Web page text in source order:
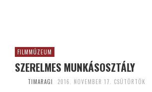
FILMMÚZEUM
SZERELMES MUNKÁSOSZTÁLY
TIMARAGI 2016. NOVEMBER 17. CSÜTÖRTÖK